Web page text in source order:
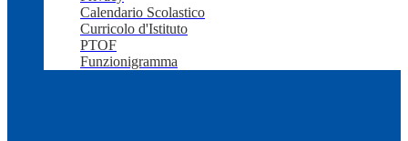
Calendario Scolastico
Curricolo d'Istituto
PTOF
Funzionigramma